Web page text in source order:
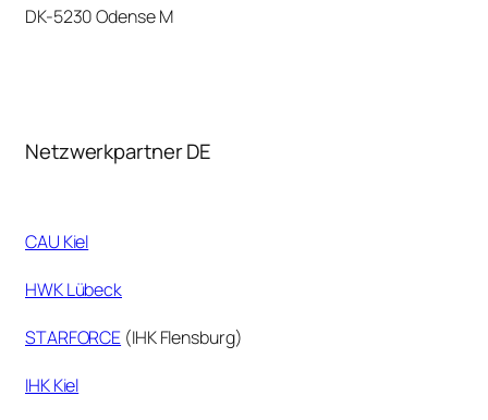
DK-5230 Odense M
Netzwerkpartner DE
CAU Kiel
HWK Lübeck
STARFORCE (IHK Flensburg)
IHK Kiel